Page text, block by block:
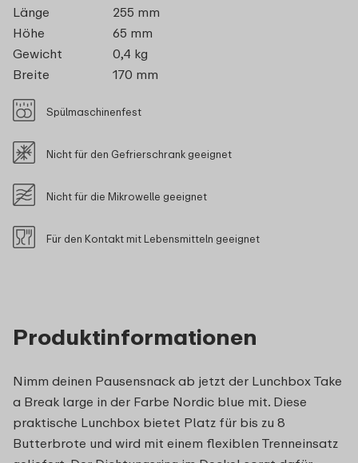
Produktinformationen
Nimm deinen Pausensnack ab jetzt der Lunchbox Take
a Break large in der Farbe Nordic blue mit. Diese
praktische Lunchbox bietet Platz für bis zu 8
Butterbrote und wird mit einem flexiblen Trenneinsatz
Länge
255 mm
Höhe
65 mm
Gewicht
0,4 kg
Breite
170 mm
Spülmaschinenfest
Nicht für den Gefrierschrank geeignet
Nicht für die Mikrowelle geeignet
Für den Kontakt mit Lebensmitteln geeignet